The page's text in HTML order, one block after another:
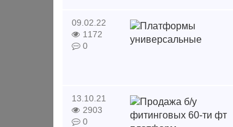
09.02.22
1172
0
13.10.21
2903
0